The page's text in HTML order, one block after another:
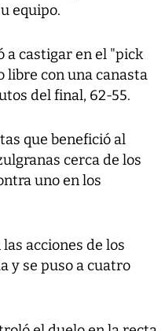
equipo.
a castigar en el "pick
libre con una canasta
del final, 62-55.
que benefició al
cerca de los
uno en los
acciones de los
y se puso a cuatro